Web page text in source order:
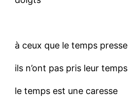
à ceux que le temps presse
ils n’ont pas pris leur temps
le temps est une caresse